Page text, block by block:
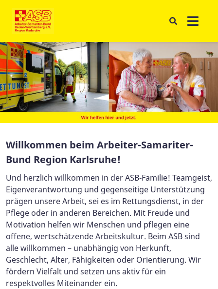
Willkommen beim Arbeiter-Samariter-
Bund Region Karlsruhe!
Und herzlich willkommen in der ASB-Familie! Teamgeist,
Eigenverantwortung und gegenseitige Unterstützung
prägen unsere Arbeit, sei es im Rettungsdienst, in der
Pflege oder in anderen Bereichen. Mit Freude und
Motivation helfen wir Menschen und pflegen eine
offene, wertschätzende Arbeitskultur. Beim ASB sind
alle willkommen – unabhängig von Herkunft,
Geschlecht, Alter, Fähigkeiten oder Orientierung. Wir
fördern Vielfalt und setzen uns aktiv für ein
respektvolles Miteinander ein.